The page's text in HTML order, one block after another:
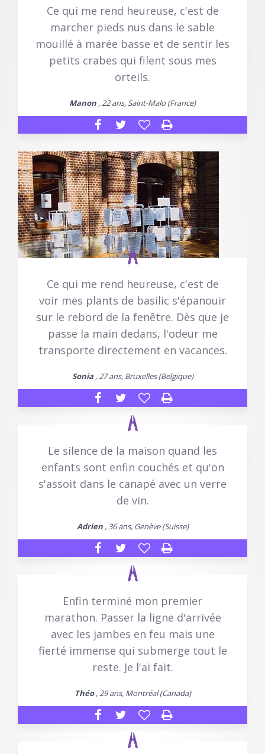
Ce qui me rend heureuse, c'est de
marcher pieds nus dans le sable
mouillé à marée basse et de sentir les
petits crabes qui filent sous mes
orteils.
Manon , 22 ans, Saint-Malo (France)
Ce qui me rend heureuse, c'est de
voir mes plants de basilic s'épanouir
sur le rebord de la fenêtre. Dès que je
passe la main dedans, l'odeur me
transporte directement en vacances.
Sonia, 27 ans, Bruxelles (Belgique)
Le silence de la maison quand les
enfants sont enfin couchés et qu'on
s'assoit dans le canapé avec un verre
de vin.
Adrien, 36 ans, Genève (Suisse)
Enfin terminé mon premier
marathon. Passer la ligne d'arrivée
avec les jambes en feu mais une
fierté immense qui submerge tout le
reste. Je l'ai fait.
Théo, 29 ans, Montréal (Canada)